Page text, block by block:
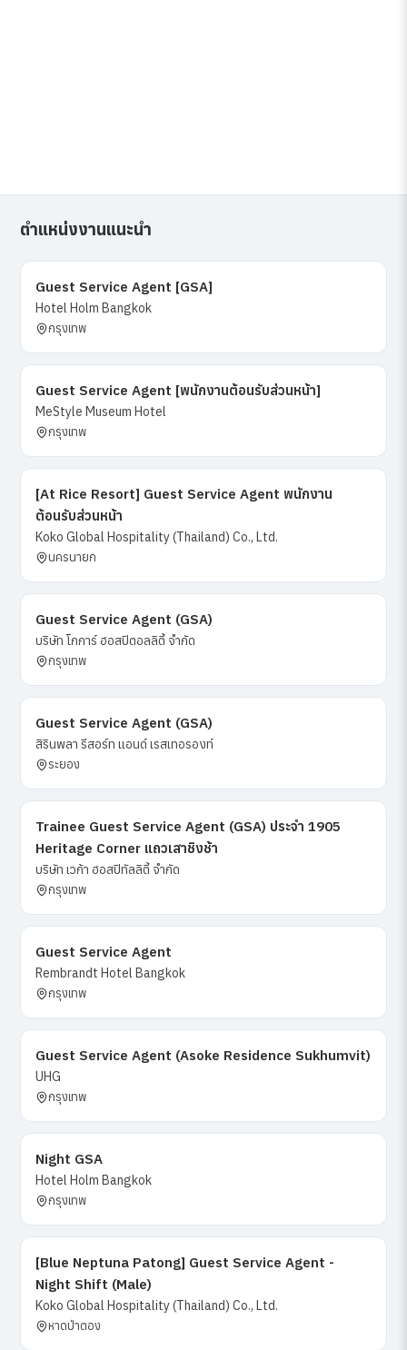
ตำแหน่งงานแนะนำ
Guest Service Agent [GSA]
Hotel Holm Bangkok
กรุงเทพ
Guest Service Agent [พนักงานต้อนรับส่วนหน้า]
MeStyle Museum Hotel
กรุงเทพ
[At Rice Resort] Guest Service Agent พนักงาน
ต้อนรับส่วนหน้า
Koko Global Hospitality (Thailand) Co., Ltd.
นครนายก
Guest Service Agent (GSA)
บริษัท โกการ์ ฮอสปิตอลลิตี้ จำกัด
กรุงเทพ
Guest Service Agent (GSA)
สิรินพลา รีสอร์ท แอนด์ เรสเทอรองท์
ระยอง
Trainee Guest Service Agent (GSA) ประจำ 1905
Heritage Corner แถวเสาชิงช้า
บริษัท เวก้า ฮอสปิทัลลิตี้ จำกัด
กรุงเทพ
Guest Service Agent
Rembrandt Hotel Bangkok
กรุงเทพ
Guest Service Agent (Asoke Residence Sukhumvit)
UHG
กรุงเทพ
Night GSA
Hotel Holm Bangkok
กรุงเทพ
[Blue Neptuna Patong] Guest Service Agent -
Night Shift (Male)
Koko Global Hospitality (Thailand) Co., Ltd.
หาดป่าตอง